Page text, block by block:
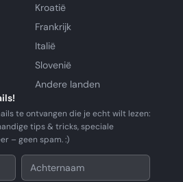
Kroatië
Frankrijk
Italië
Slovenië
Andere landen
te ontvangen die je echt wilt lezen:
tips & tricks, speciale
– geen spam. :)